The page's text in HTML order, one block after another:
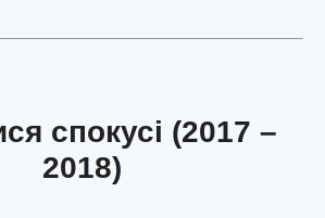
спокусі (2017 –
2018)